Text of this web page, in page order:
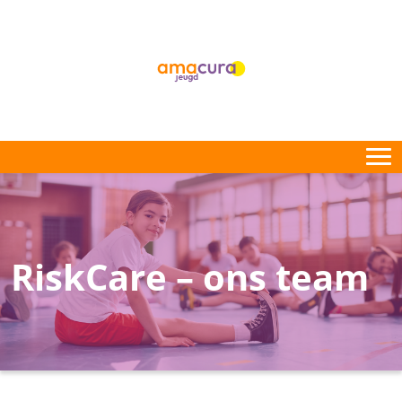
RiskCare – ons team